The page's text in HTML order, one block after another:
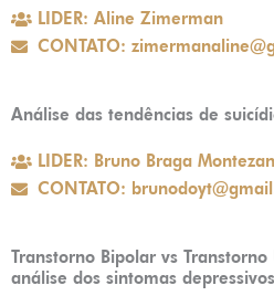
LIDER: Aline Zimerman
CONTATO:
Análise das tendências de
LIDER: Bruno Braga
CONTATO:
Transtorno Bipolar vs
análise dos sintomas depressivos